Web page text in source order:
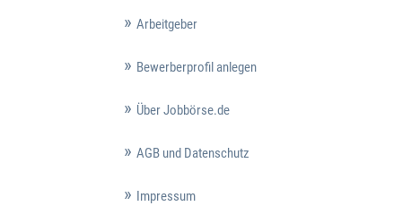
Arbeitgeber
Bewerberprofil anlegen
Über Jobbörse.de
AGB und Datenschutz
Impressum